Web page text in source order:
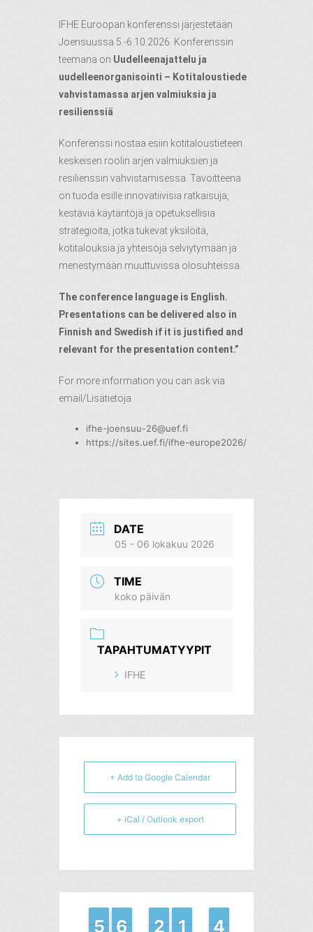
IFHE Euroopan konferenssi järjestetään
Joensuussa 5.-6.10.2026. Konferenssin
teemana on Uudelleenajattelu ja
uudelleenorganisointi – Kotitaloustiede
vahvistamassa arjen valmiuksia ja
resilienssiä
Konferenssi nostaa esiin kotitaloustieteen
keskeisen roolin arjen valmiuksien ja
resilienssin vahvistamisessa. Tavoitteena
on tuoda esille innovatiivisia ratkaisuja,
kestäviä käytäntöjä ja opetuksellisia
strategioita, jotka tukevat yksilöitä,
kotitalouksia ja yhteisöjä selviytymään ja
menestymään muuttuvissa olosuhteissa.
The conference language is English.
Presentations can be delivered also in
Finnish and Swedish if it is justified and
relevant for the presentation content.”
For more information you can ask via
email/Lisätietoja
ifhe-joensuu-26@uef.fi
https://sites.uef.fi/ifhe-europe2026/
DATE
05 - 06 lokakuu 2026
TIME
koko päivän
TAPAHTUMATYYPIT
IFHE
+ Add to Google Calendar
+ iCal / Outlook export
4
4
5
5 5
5
6
6 1
1
2
2 1
1
1
1 3
3
4
4